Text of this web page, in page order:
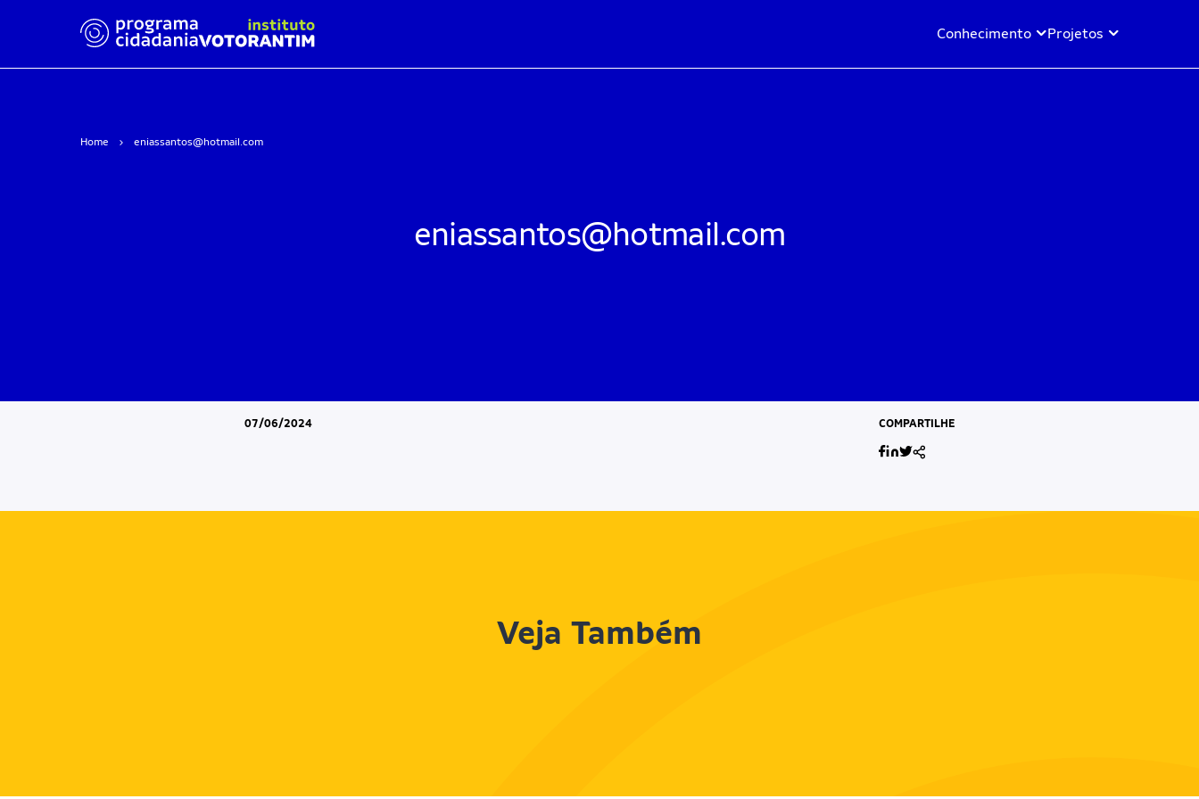
Conhecimento Projetos
Home eniassantos@hotmail.com
eniassantos@hotmail.com
07/06/2024 COMPARTILHE
Veja Também